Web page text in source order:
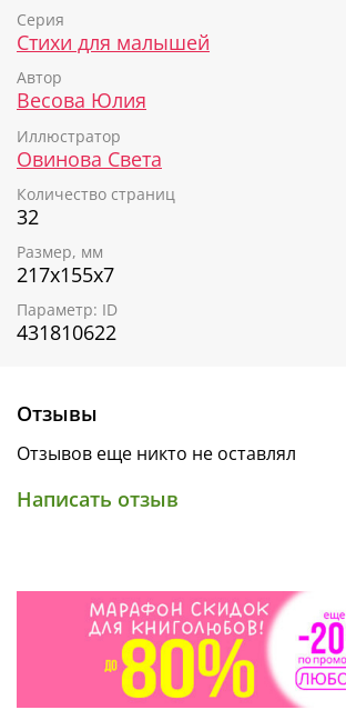
Серия
Стихи для малышей
Автор
Весова Юлия
Иллюстратор
Овинова Света
Количество страниц
32
Размер, мм
217х155х7
Параметр: ID
431810622
Отзывы
Отзывов еще никто не оставлял
Написать отзыв